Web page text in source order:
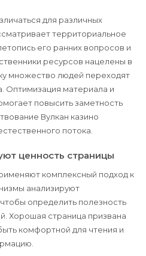
для различных
территориальное
его ранних вопросов и
ресурсов нацелены в
множество людей переходят
Оптимизация материала и
повысить заметность
Вулкан казино
потока.
ценность страницы
комплексный подход к
анализируют
определить полезность
Хорошая страница призвана
комфортной для чтения и